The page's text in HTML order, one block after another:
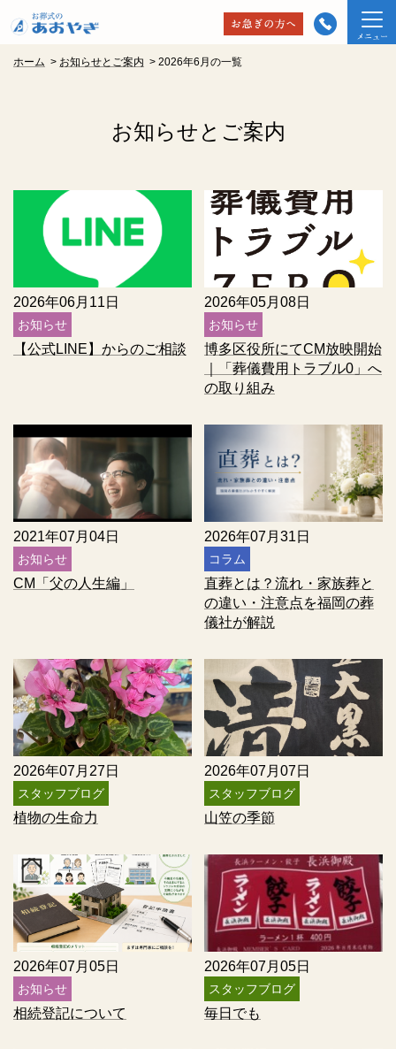
ホーム > お知らせとご案内 > 2026年6月の一覧
お知らせとご案内
2026年06月11日
お知らせ
【公式LINE】からのご相談
2026年05月08日
お知らせ
博多区役所にてCM放映開始
｜「葬儀費用トラブル0」へ
の取り組み
2021年07月04日
お知らせ
CM「父の人生編」
2026年07月31日
コラム
直葬とは？流れ・家族葬と
の違い・注意点を福岡の葬
儀社が解説
2026年07月27日
スタッフブログ
植物の生命力
2026年07月07日
スタッフブログ
山笠の季節
2026年07月05日
お知らせ
相続登記について
2026年07月05日
スタッフブログ
毎日でも